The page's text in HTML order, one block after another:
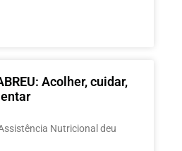
Acolher, cuidar,
Nutricional deu